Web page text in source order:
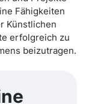
Fähigkeiten
Künstlichen
erfolgreich zu
beizutragen.